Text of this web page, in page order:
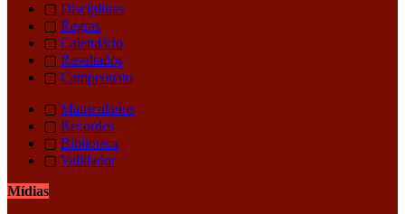
▢ Disciplinas
▢ Regras
▢ Calendário
▢ Resultados
▢ Campeonato
▢ Matriculados
▢ Recordes
▢ Biblioteca
▢ Validador
Mídias